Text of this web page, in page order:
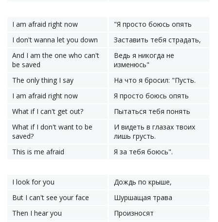
I am afraid right now
"Я просто боюсь опять
I don't wanna let you down
Заставить тебя страдать,
And I am the one who can't
be saved
Ведь я никогда не
изменюсь"
The only thing I say
На что я бросил: "Пусть.
I am afraid right now
Я просто боюсь опять
What if I can't get out?
Пытаться тебя понять
What if I don't want to be
saved?
И видеть в глазах твоих
лишь грусть.
This is me afraid
Я за тебя боюсь".
I look for you
Дождь по крыше,
But I can't see your face
Шуршащая трава
Then I hear you
Произносят